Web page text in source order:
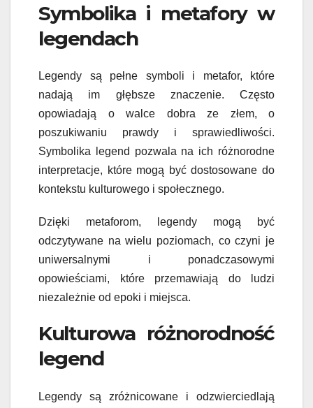
Symbolika i metafory w
legendach
Legendy są pełne symboli i metafor, które
nadają im głębsze znaczenie. Często
opowiadają o walce dobra ze złem, o
poszukiwaniu prawdy i sprawiedliwości.
Symbolika legend pozwala na ich różnorodne
interpretacje, które mogą być dostosowane do
kontekstu kulturowego i społecznego.
Dzięki metaforom, legendy mogą być
odczytywane na wielu poziomach, co czyni je
uniwersalnymi i ponadczasowymi
opowieściami, które przemawiają do ludzi
niezależnie od epoki i miejsca.
Kulturowa różnorodność
legend
Legendy są zróżnicowane i odzwierciedlają